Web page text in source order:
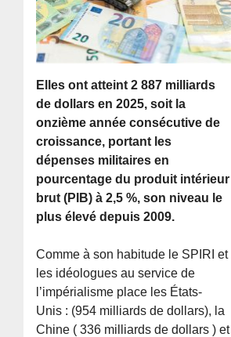
Elles ont atteint 2 887 milliards
de dollars en 2025, soit la
onzième année consécutive de
croissance, portant les
dépenses militaires en
pourcentage du produit intérieur
brut (PIB) à 2,5 %, son niveau le
plus élevé depuis 2009.
Comme à son habitude le SPIRI et
les idéologues au service de
l’impérialisme place les États-
Unis : (954 milliards de dollars), la
Chine ( 336 milliards de dollars ) et